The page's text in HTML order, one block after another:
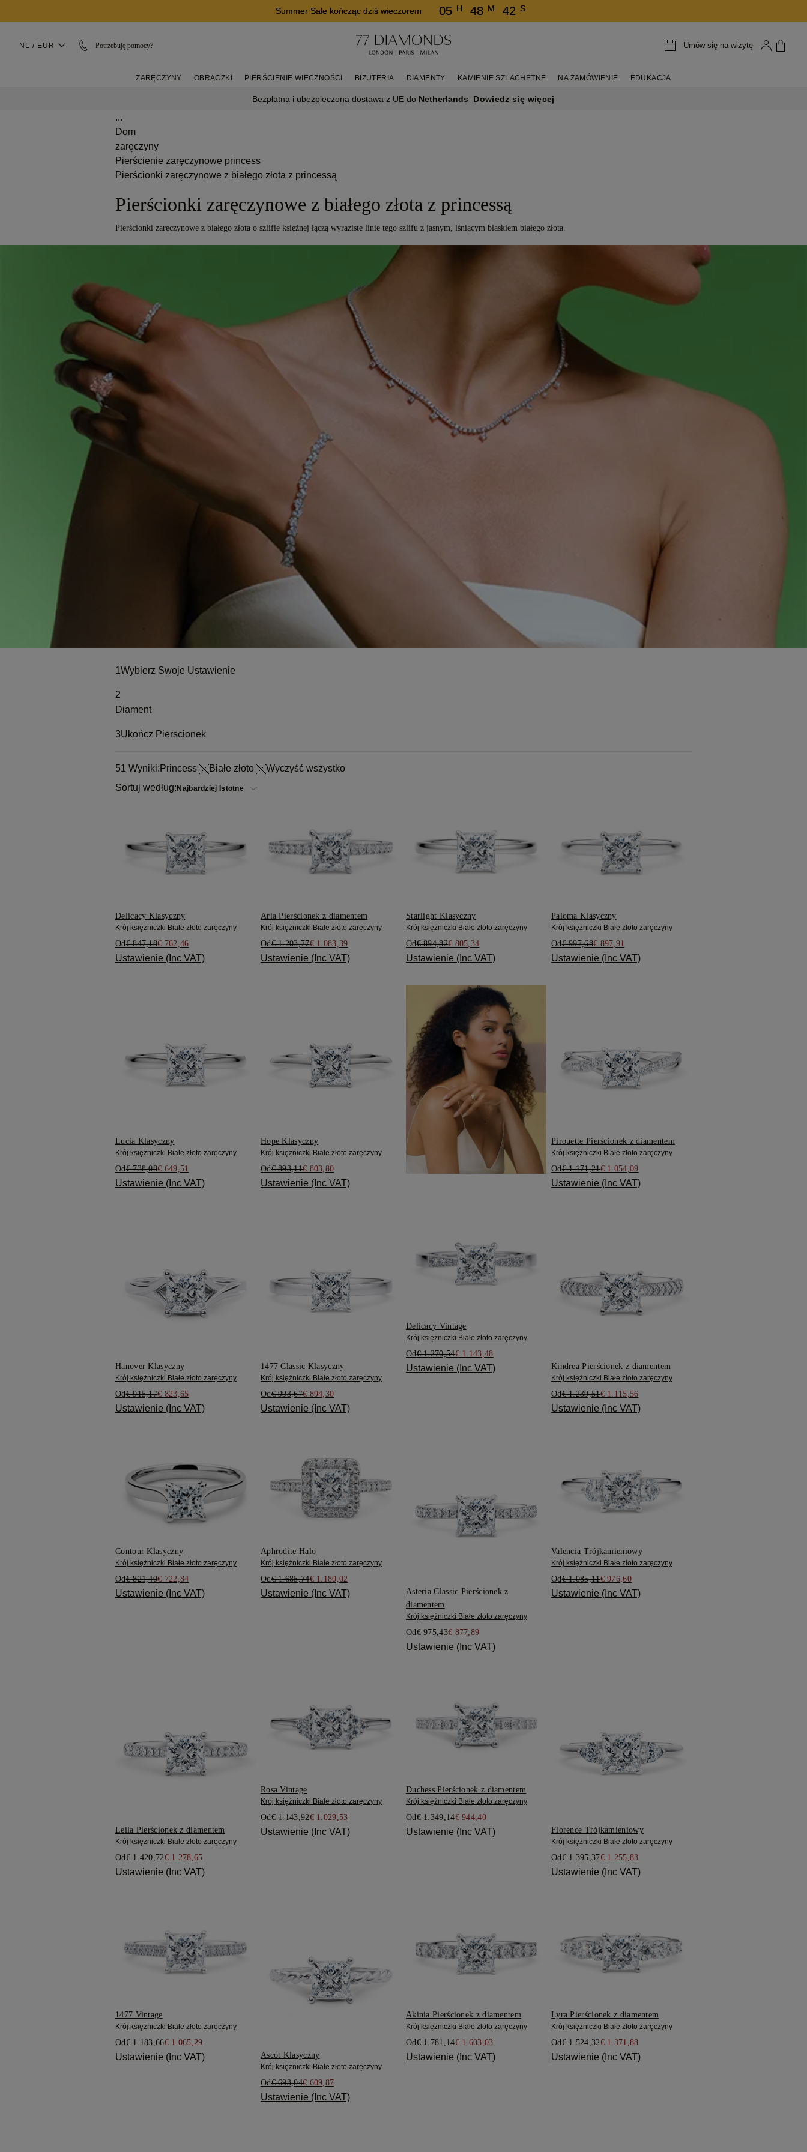
Summer Sale kończąc dziś wieczorem 05 H 48 M 42 S
NL / EUR Potrzebuję pomocy? Umów się na wizytę
ZARĘCZYNY OBRĄCZKI PIERŚCIENIE WIECZNOŚCI BIŻUTERIA DIAMENTY KAMIENIE SZLACHETNE NA ZAMÓWIENIE EDUKACJA
Bezpłatna i ubezpieczona dostawa z UE do Netherlands Dowiedz się więcej
...
Dom
zaręczyny
Pierścienie zaręczynowe princess
Pierścionki zaręczynowe z białego złota z princessą
Pierścionki zaręczynowe z białego złota z princessą
Pierścionki zaręczynowe z białego złota o szlifie księżnej łączą wyraziste linie tego szlifu z jasnym, lśniącym blaskiem białego złota.
1Wybierz Swoje Ustawienie
2
Diament
3Ukończ Pierscionek
51 Wyniki: Princess Białe złoto
Wyczyść wszystko
Sortuj według:
Delicacy Klasyczny
Krój księżniczki Białe złoto zaręczyny
Od€ 847,18€ 762,46
Ustawienie (Inc VAT)
Aria Pierścionek z diamentem
Krój księżniczki Białe złoto zaręczyny
Od€ 1.203,77€ 1.083,39
Ustawienie (Inc VAT)
Starlight Klasyczny
Krój księżniczki Białe złoto zaręczyny
Od€ 894,82€ 805,34
Ustawienie (Inc VAT)
Paloma Klasyczny
Krój księżniczki Białe złoto zaręczyny
Od€ 997,68€ 897,91
Ustawienie (Inc VAT)
Lucia Klasyczny
Krój księżniczki Białe złoto zaręczyny
Od€ 738,08€ 649,51
Ustawienie (Inc VAT)
Hope Klasyczny
Krój księżniczki Białe złoto zaręczyny
Od€ 893,11€ 803,80
Ustawienie (Inc VAT)
Pirouette Pierścionek z diamentem
Krój księżniczki Białe złoto zaręczyny
Od€ 1.171,21€ 1.054,09
Ustawienie (Inc VAT)
Hanover Klasyczny
Krój księżniczki Białe złoto zaręczyny
Od€ 915,17€ 823,65
Ustawienie (Inc VAT)
1477 Classic Klasyczny
Krój księżniczki Białe złoto zaręczyny
Od€ 993,67€ 894,30
Ustawienie (Inc VAT)
Delicacy Vintage
Krój księżniczki Białe złoto zaręczyny
Od€ 1.270,54€ 1.143,48
Ustawienie (Inc VAT) Kindrea Pierścionek z diamentem
Krój księżniczki Białe złoto zaręczyny
Od€ 1.239,51€ 1.115,56
Ustawienie (Inc VAT)
Contour Klasyczny
Krój księżniczki Białe złoto zaręczyny
Od€ 821,40€ 722,84
Ustawienie (Inc VAT)
Aphrodite Halo
Krój księżniczki Białe złoto zaręczyny
Od€ 1.685,74€ 1.180,02
Ustawienie (Inc VAT)
Asteria Classic Pierścionek z
diamentem
Krój księżniczki Białe złoto zaręczyny
Od€ 975,43€ 877,89
Ustawienie (Inc VAT)
Valencia Trójkamieniowy
Krój księżniczki Białe złoto zaręczyny
Od€ 1.085,11€ 976,60
Ustawienie (Inc VAT)
Leila Pierścionek z diamentem
Krój księżniczki Białe złoto zaręczyny
Od€ 1.420,72€ 1.278,65
Ustawienie (Inc VAT)
Rosa Vintage
Krój księżniczki Białe złoto zaręczyny
Od€ 1.143,92€ 1.029,53
Ustawienie (Inc VAT)
Duchess Pierścionek z diamentem
Krój księżniczki Białe złoto zaręczyny
Od€ 1.349,14€ 944,40
Ustawienie (Inc VAT) Florence Trójkamieniowy
Krój księżniczki Białe złoto zaręczyny
Od€ 1.395,37€ 1.255,83
Ustawienie (Inc VAT)
1477 Vintage
Krój księżniczki Białe złoto zaręczyny
Od€ 1.183,66€ 1.065,29
Ustawienie (Inc VAT) Ascot Klasyczny
Krój księżniczki Białe złoto zaręczyny
Od€ 693,04€ 609,87
Ustawienie (Inc VAT)
Akinia Pierścionek z diamentem
Krój księżniczki Białe złoto zaręczyny
Od€ 1.781,14€ 1.603,03
Ustawienie (Inc VAT)
Lyra Pierścionek z diamentem
Krój księżniczki Białe złoto zaręczyny
Od€ 1.524,32€ 1.371,88
Ustawienie (Inc VAT)